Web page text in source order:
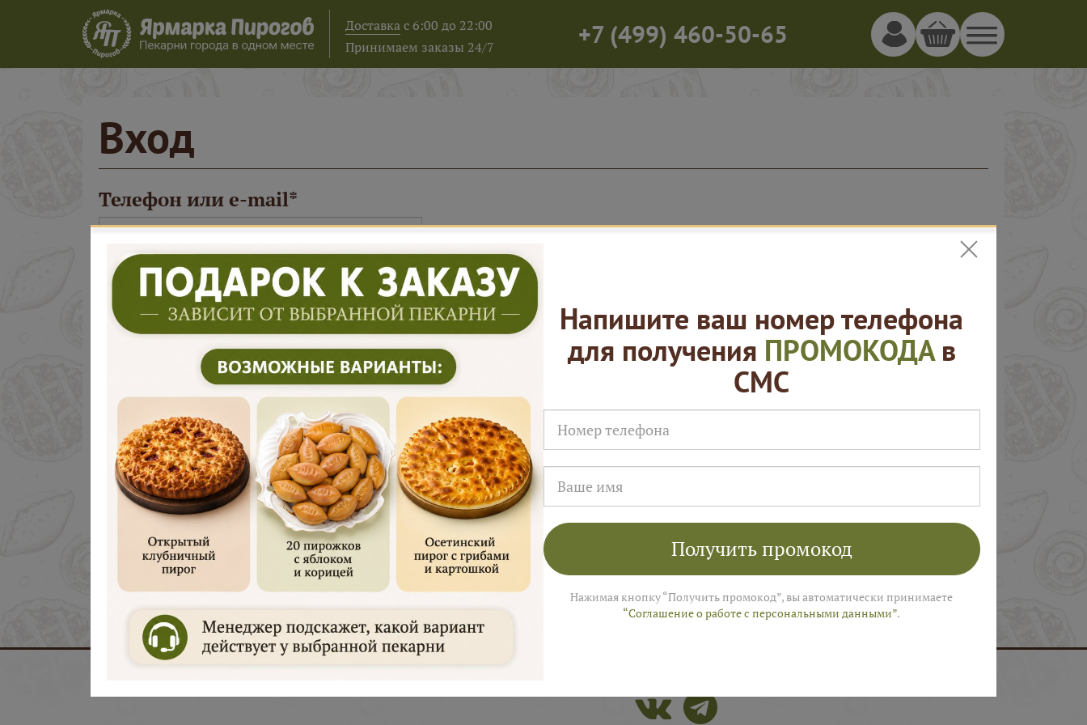
Доставкас 6:00 до 22:00
Принимаем заказы 24/7
+7(499) 460-50-65
Вход
Телефон или e-mail
Пароль
Запомнить
Войти
Зарегистрироваться
Восстановить пароль
Напишите ваш номер телефона
для получения ПРОМОКОДАв
СМС
Получить промокод
Нажимая кнопку “Получить промокод”, вы автоматически принимаете
“Соглашение о работе с персональными данными”.